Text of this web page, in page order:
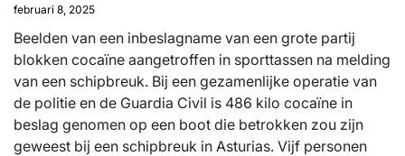
februari 8, 2025
Beelden van een inbeslagname van een grote partij
blokken cocaïne aangetroffen in sporttassen na melding
van een schipbreuk. Bij een gezamenlijke operatie van
de politie en de Guardia Civil is 486 kilo cocaïne in
beslag genomen op een boot die betrokken zou zijn
geweest bij een schipbreuk in Asturias. Vijf personen